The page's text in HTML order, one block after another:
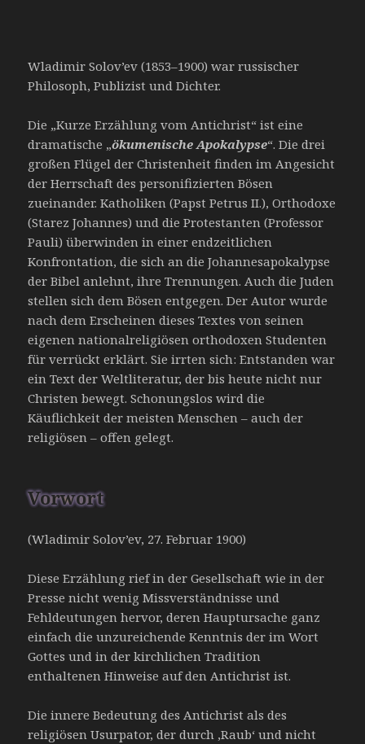
Wladimir Solov’ev (1853–1900) war russischer
Philosoph, Publizist und Dichter.
Die „Kurze Erzählung vom Antichrist“ ist eine
dramatische „ökumenische Apokalypse“. Die drei
großen Flügel der Christenheit finden im Angesicht
der Herrschaft des personifizierten Bösen
zueinander. Katholiken (Papst Petrus II.), Orthodoxe
(Starez Johannes) und die Protestanten (Professor
Pauli) überwinden in einer endzeitlichen
Konfrontation, die sich an die Johannesapokalypse
der Bibel anlehnt, ihre Trennungen. Auch die Juden
stellen sich dem Bösen entgegen. Der Autor wurde
nach dem Erscheinen dieses Textes von seinen
eigenen nationalreligiösen orthodoxen Studenten
für verrückt erklärt. Sie irrten sich: Entstanden war
ein Text der Weltliteratur, der bis heute nicht nur
Christen bewegt. Schonungslos wird die
Käuflichkeit der meisten Menschen – auch der
religiösen – offen gelegt.
Vorwort
(Wladimir Solov’ev, 27. Februar 1900)
Diese Erzählung rief in der Gesellschaft wie in der
Presse nicht wenig Missverständnisse und
Fehldeutungen hervor, deren Hauptursache ganz
einfach die unzureichende Kenntnis der im Wort
Gottes und in der kirchlichen Tradition
enthaltenen Hinweise auf den Antichrist ist.
Die innere Bedeutung des Antichrist als des
religiösen Usurpator, der durch ‚Raub‘ und nicht